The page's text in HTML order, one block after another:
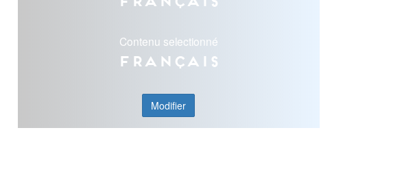
Contenu selectionné
Français
Modifier